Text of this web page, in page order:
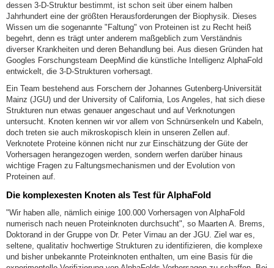
dessen 3-D-Struktur bestimmt, ist schon seit über einem halben
Jahrhundert eine der größten Herausforderungen der Biophysik. Dieses
Wissen um die sogenannte "Faltung" von Proteinen ist zu Recht heiß
begehrt, denn es trägt unter anderem maßgeblich zum Verständnis
diverser Krankheiten und deren Behandlung bei. Aus diesen Gründen hat
Googles Forschungsteam DeepMind die künstliche Intelligenz AlphaFold
entwickelt, die 3-D-Strukturen vorhersagt.
Ein Team bestehend aus Forschern der Johannes Gutenberg-Universität
Mainz (JGU) und der University of California, Los Angeles, hat sich diese
Strukturen nun etwas genauer angeschaut und auf Verknotungen
untersucht. Knoten kennen wir vor allem von Schnürsenkeln und Kabeln,
doch treten sie auch mikroskopisch klein in unseren Zellen auf.
Verknotete Proteine können nicht nur zur Einschätzung der Güte der
Vorhersagen herangezogen werden, sondern werfen darüber hinaus
wichtige Fragen zu Faltungsmechanismen und der Evolution von
Proteinen auf.
Die komplexesten Knoten als Test für AlphaFold
"Wir haben alle, nämlich einige 100.000 Vorhersagen von AlphaFold
numerisch nach neuen Proteinknoten durchsucht", so Maarten A. Brems,
Doktorand in der Gruppe von Dr. Peter Virnau an der JGU. Ziel war es,
seltene, qualitativ hochwertige Strukturen zu identifizieren, die komplexe
und bisher unbekannte Proteinknoten enthalten, um eine Basis für die